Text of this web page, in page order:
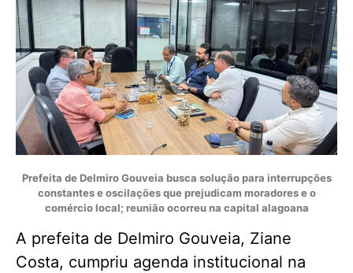
Prefeita de Delmiro Gouveia busca solução para interrupções
constantes e oscilações que prejudicam moradores e o
comércio local; reunião ocorreu na capital alagoana
A prefeita de Delmiro Gouveia, Ziane
Costa, cumpriu agenda institucional na